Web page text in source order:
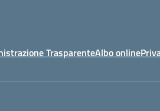
TrasparenteAlbo online